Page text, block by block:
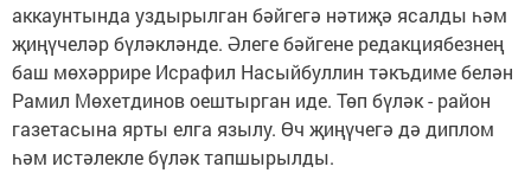
аккаунтында уздырылган бәйгегә нәтиҗә ясалды һәм
җиңүчеләр бүләкләнде. Әлеге бәйгене редакциябезнең
баш мөхәррире Исрафил Насыйбуллин тәкъдиме белән
Рамил Мөхетдинов оештырган иде. Төп бүләк - район
газетасына ярты елга язылу. Өч җиңүчегә дә диплом
һәм истәлекле бүләк тапшырылды.